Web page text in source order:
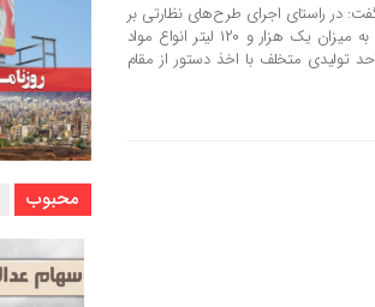
در راستای اجرای طرح‌های نظارتی بر
اقلام خوراکی و مواد بهداشتی، ۸۴۰ بطری به میزان یک هزار و ۱۲۰ لیتر انواع مواد
تولیدی متخلف با اخذ دستور از مقام
محبوب